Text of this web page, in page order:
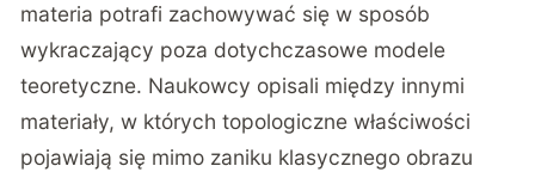
materia potrafi zachowywać się w sposób
wykraczający poza dotychczasowe modele
teoretyczne. Naukowcy opisali między innymi
materiały, w których topologiczne właściwości
pojawiają się mimo zaniku klasycznego obrazu